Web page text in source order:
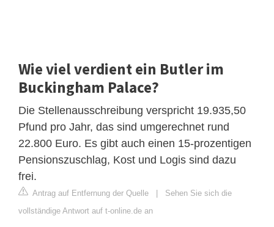
Wie viel verdient ein Butler im
Buckingham Palace?
Die Stellenausschreibung verspricht 19.935,50
Pfund pro Jahr, das sind umgerechnet rund
22.800 Euro. Es gibt auch einen 15-prozentigen
Pensionszuschlag, Kost und Logis sind dazu
frei.
Antrag auf Entfernung der Quelle
Sehen Sie sich die
vollständige Antwort auf t-online.de an